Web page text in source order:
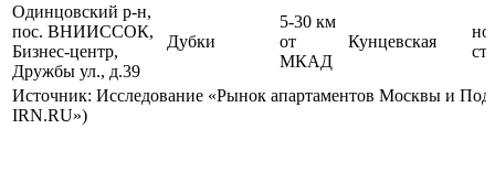
Одинцовский р-н,
пос. ВНИИССОК,
Бизнес-центр,
Дружбы ул., д.39
Дубки
5-30 км
от
МКАД
Кунцевская
Источник: Исследование «Рынок апартаментов Москвы и
IRN.RU»)